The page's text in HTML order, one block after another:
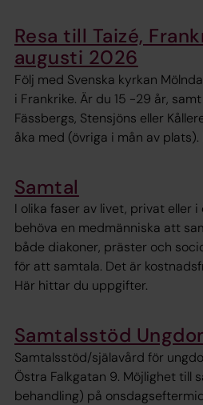
Resa till Taizé,
augusti 2026
Följ med Svenska kyrkan
i Frankrike. Är du 15 -29 år,
Fässbergs, Stensjöns eller
åka med (övriga i mån av plats).
Samtal
I olika faser av livet, privat eller i
behöva en medmänniska att
både diakoner, präster och
för att samtala. Det är
Här hittar du uppgifter.
Samtalsstöd
Samtalsstöd/själavård för
Östra Falkgatan 9. Möjlighet till
behandling) på